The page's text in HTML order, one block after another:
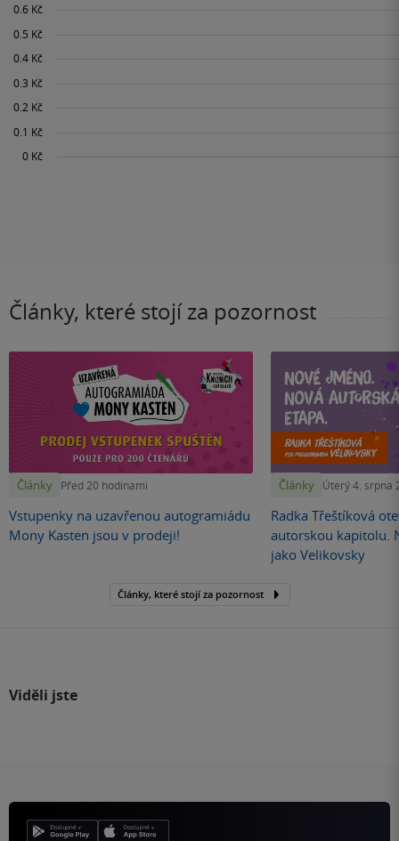
Články, které stojí za pozornost
Články Před 20 hodinami
Vstupenky na uzavřenou autogramiádu
Mony Kasten jsou v prodeji!
Články Úterý 4. srpna
Radka Třeštíková
autorskou kapitolu.
jako Velikovsky
Články, které stojí za pozornost
Viděli jste